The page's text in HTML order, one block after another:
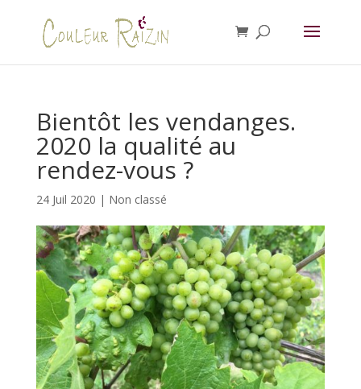
Bientôt les vendanges.
2020 la qualité au
rendez-vous ?
24 Juil 2020 | Non classé